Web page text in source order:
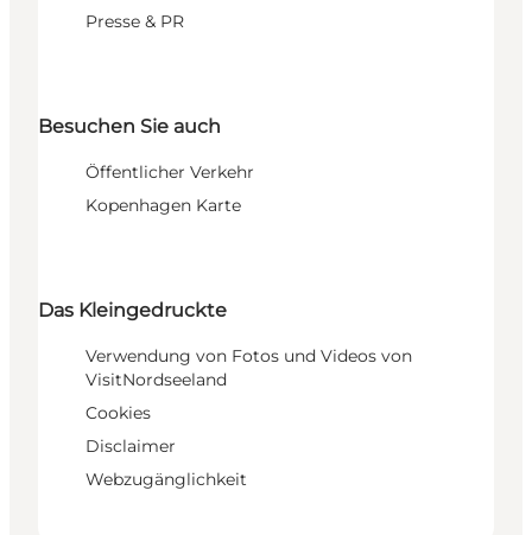
Presse & PR
Besuchen Sie auch
Öffentlicher Verkehr
Kopenhagen Karte
Das Kleingedruckte
Verwendung von Fotos und Videos von
VisitNordseeland
Cookies
Disclaimer
Webzugänglichkeit